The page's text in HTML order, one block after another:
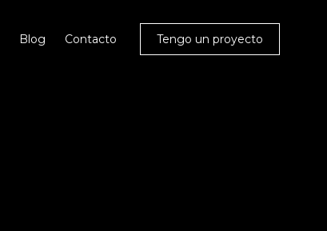
Blog Contacto Tengo un proyecto